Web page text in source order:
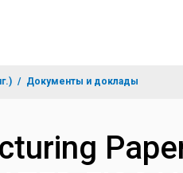
Документы и доклады